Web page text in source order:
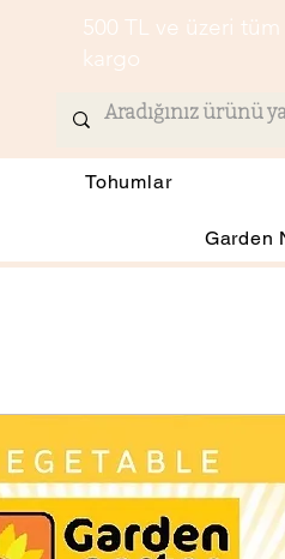
500 TL ve üzeri
kargo
Tohumlar
Garden